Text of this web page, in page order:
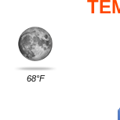
68°F